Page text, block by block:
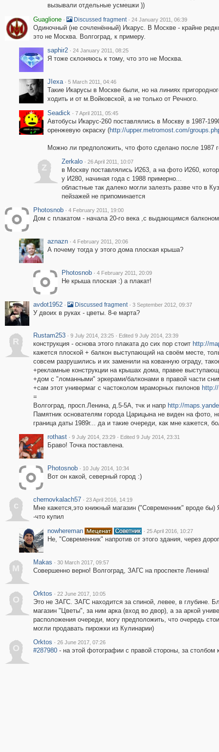
вызывали отдельные усмешки ))
Guaglione · Discussed fragment · 24 January 2011, 06:39
Одиночный (не сочленённый) Икарус. В Москве - крайне
это не Москва. Волгоград, к примеру.
saphir2 · 24 January 2011, 08:25
Я тоже склоняюсь к тому, что это не Москва.
JIexa · 5 March 2011, 04:46
Такие Икарусы в Москве были, но на линиях
ходить и от м.Войковской, а не только от Речного.
Seadick · 7 April 2011, 05:45
Автобусы Икарус-260 поставлялись в Москву в 1987-
оренжевую окраску (http://upper.metromost.com/
Можно ли предположить, что фото сделано после 1987
Z
Zerkalo · 26 April 2011, 10:07
в Москву поставлялись И263, а на фото И260,
у И280, начиная года с 1988 примерно...
областные так далеко могли залезть разве что в
пейзажей не припоминается
Photosnob · 4 February 2011, 19:00
Дом с плакатом - начала 20-го века ,с выдающимся
aznazn · 4 February 2011, 20:06
А почему тогда у этого дома плоская крыша?
Photosnob · 4 February 2011, 20:09
Не крыша плоская :) а плакат!
avdot1952 · Discussed fragment · 3 September 2012, 09:37
У двоих в руках - цветы. 8-е марта?
R
Rustam253 · 9 July 2014, 23:25 · Edited 9 July 2014, 23:39
конструкция - основа этого плаката до сих пор стоит http://
кажется плоской + балкон выступающий на своём месте,
совсем разрушились и их заменили на кованную ограду,
+рекламные конструкции на крышах дома, правее
+дом с "ломанными" эркерами/балконами в правой части
+сам этот универмаг с частоколом мраморных пилонов
=
Волгоград, просп.Ленина, д.5-5А, тчк и напр http://
Памятник основателям города Царицына не виден на фото,
граница даты 1989г... да и такие очереди, как мне кажется,
rothast · 9 July 2014, 23:29 · Edited 9 July 2014, 23:31
Браво! Точка поставлена.
Photosnob · 10 July 2014, 10:34
Вот он какой, северный город :)
c
chernovkalach57 · 23 April 2016, 14:19
Мне кажется,это книжный магазин ("Современник" вроде
-что купил
nowhereman
· 25 April 2016, 10:27
Не, "Современник" напротив от этого здания, через
M
Makas · 30 March 2017, 09:57
Совершенно верно! Волгоград, ЗАГС на проспекте Ленина!
O
Orktos · 22 June 2017, 10:05
Это не ЗАГС. ЗАГС находится за спиной, левее, в глубине.
магазин "Цветы", за ним арка (вход во двор), а за аркой
расположения очереди, могу предположить, что очередь
могли продавать пирожки из Кулинарии)
O
Orktos · 26 June 2017, 07:26
#287980- на этой фотографии с правой стороны, за столбом